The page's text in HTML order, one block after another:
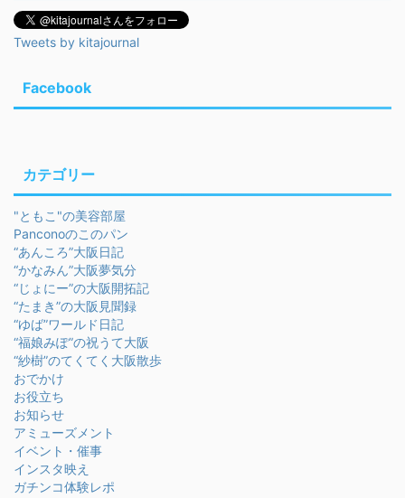
Tweets by kitajournal
Facebook
カテゴリー
"ともこ"の美容部屋
Panconoのこのパン
“あんころ”大阪日記
“かなみん”大阪夢気分
“じょにー”の大阪開拓記
“たまき”の大阪見聞録
“ゆば”ワールド日記
“福娘みぽ”の祝うて大阪
“紗樹”のてくてく大阪散歩
おでかけ
お役立ち
お知らせ
アミューズメント
イベント・催事
インスタ映え
ガチンコ体験レポ